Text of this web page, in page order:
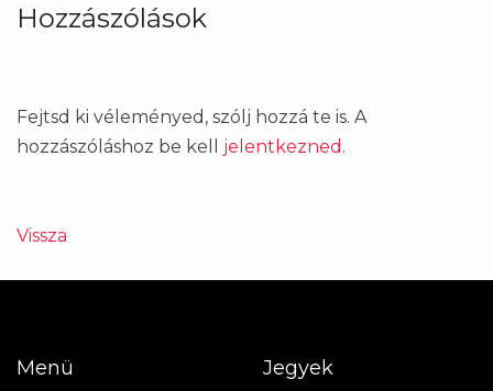
Hozzászólások
Fejtsd ki véleményed, szólj hozzá te is. A
hozzászóláshoz be kell jelentkezned .
Vissza
Menü Jegyek